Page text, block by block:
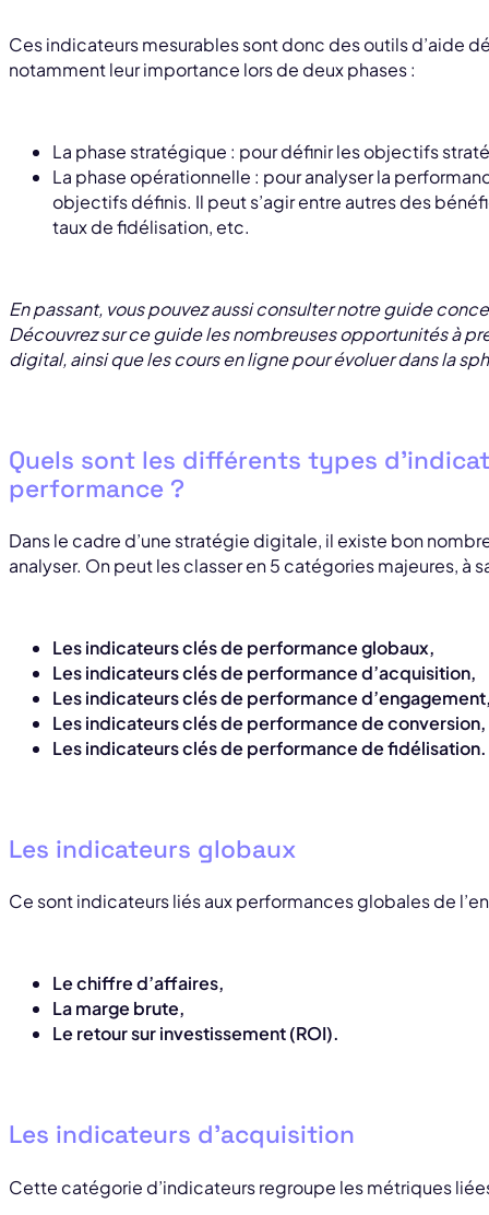
Ces indicateurs mesurables sont donc des outils d’aide
notamment leur importance lors de deux phases :
La phase stratégique : pour définir les objectifs
La phase opérationnelle : pour analyser la
objectifs définis. Il peut s’agir entre autres des
taux de fidélisation, etc.
En passant, vous pouvez aussi consulter notre guide
Découvrez sur ce guide les nombreuses opportunités à
digital, ainsi que les cours en ligne pour évoluer dans la
Quels sont les différents types
performance ?
Dans le cadre d’une stratégie digitale, il existe bon
analyser. On peut les classer en 5 catégories majeures, à
Les indicateurs clés de performance globaux,
Les indicateurs clés de performance d’acquisition,
Les indicateurs clés de performance
Les indicateurs clés de performance de conversion,
Les indicateurs clés de performance de fidélisation.
Les indicateurs globaux
Ce sont indicateurs liés aux performances globales de
Le chiffre d’affaires,
La marge brute,
Le retour sur investissement (ROI).
Les indicateurs d’acquisition
Cette catégorie d’indicateurs regroupe les métriques